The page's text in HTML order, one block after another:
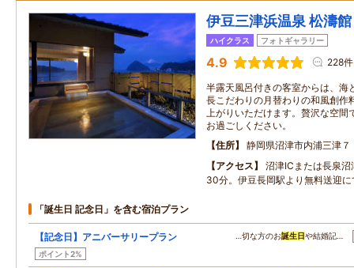
伊豆三津浜温泉 松濤館
ハイクラス フォトギャラリー
4.9 228件
半露天風呂付きの客室からは、海
長こだわりの月替わりの和風創作
上がりいただけます。贅沢な空間
お過ごしください。
住所
静岡県沼津市内浦三津７
アクセス
沼津ICまたは長泉
30分。伊豆長岡駅より無料送迎に
「誕生日 記念日」を含む宿泊プラン
【記念日】アニバーサリープラン
ポイント2%
…切な方のお誕生日や結婚記…